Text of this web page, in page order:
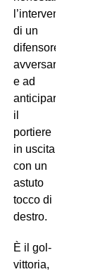
l’intervento
di un
difensore
avversario
e ad
anticipare
il
portiere
in uscita
con un
astuto
tocco di
destro.
È il gol-
vittoria,